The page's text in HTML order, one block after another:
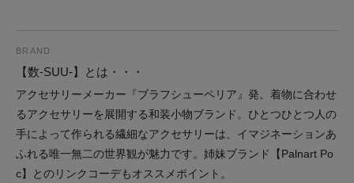
BRAND
【数-SUU-】とは・・・
アクセサリーメーカー『ブラフシューペリア』発。着物に合わせ
るアクセサリーを展開する和装小物ブランド。ひとつひとつ人の
手によって作られる繊細なアクセサリーは、イマジネーションあ
ふれる唯一無二の世界観が魅力です。姉妹ブランド【Palnart Po
c】とのリンクコーデもオススメポイント。